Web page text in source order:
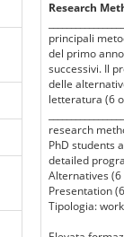
Research
principali
del primo
successivi. Il
delle
letteratura (6
research
PhD students
detailed
Alternatives (6
Presentation
Tipologia: